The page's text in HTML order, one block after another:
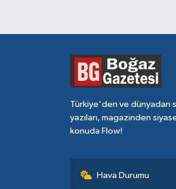
Türkiye'den ve dünyadan
yazıları, magazinden
konuda Flow!
Hava Durumu